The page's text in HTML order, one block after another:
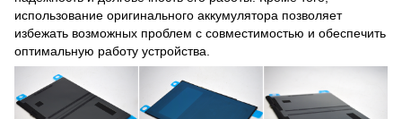
использование оригинального аккумулятора позволяет
избежать возможных проблем с совместимостью и обеспечить
оптимальную работу устройства.